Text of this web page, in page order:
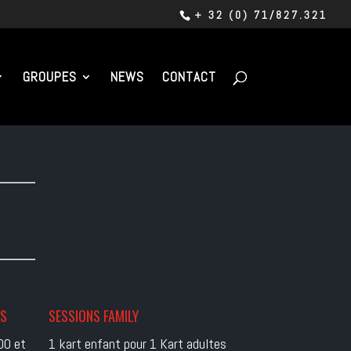
+ 32 (0) 71/827.321
GROUPES NEWS CONTACT
et
SESSIONS FAMILY
1 kart enfant pour 1 Kart adultes